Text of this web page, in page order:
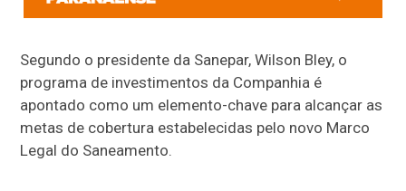
Segundo o presidente da Sanepar, Wilson Bley, o
programa de investimentos da Companhia é
apontado como um elemento-chave para alcançar as
metas de cobertura estabelecidas pelo novo Marco
Legal do Saneamento.